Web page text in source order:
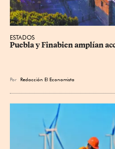
ESTADOS
Puebla y Finabien amplían
Por Redacción El Economista